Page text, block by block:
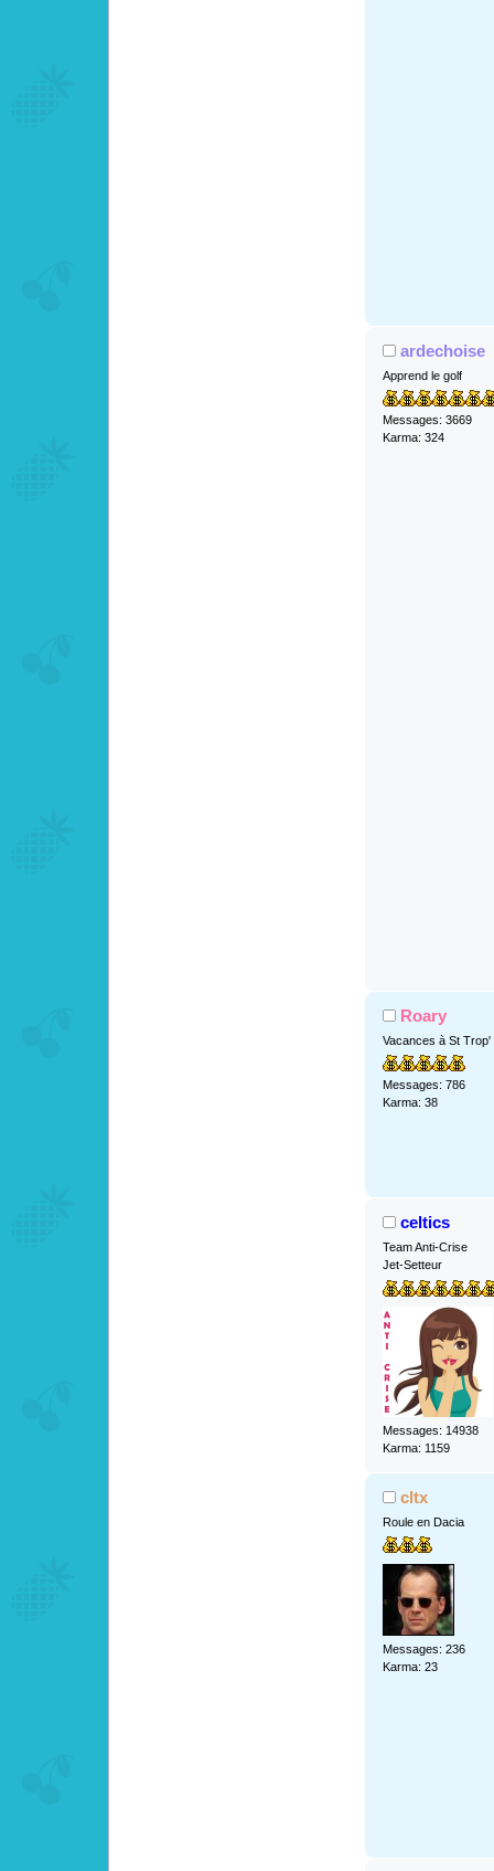
ardechoise
Apprend le golf
Messages: 3669
Karma: 324
Roary
Vacances à St Trop'
Messages: 786
Karma: 38
celtics
Team Anti-Crise
Jet-Setteur
Messages: 14938
Karma: 1159
cltx
Roule en Dacia
Messages: 236
Karma: 23